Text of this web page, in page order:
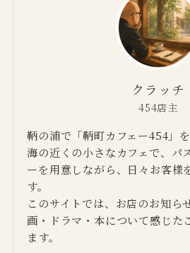
クラッチ
454店主
鞆の浦で「鞆町カフェー454」を
海の近くの小さなカフェで、パ
ーを用意しながら、日々お客様
す。
このサイトでは、お店のお知ら
画・ドラマ・本について感じた
ます。